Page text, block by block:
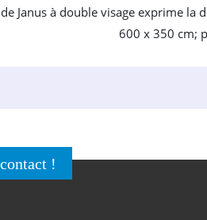
Janus à double visage exprime
600 x 350 cm;
!